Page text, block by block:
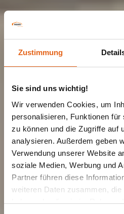
Zustimmung
Sie sind uns wichtig!
Wir verwenden Cookies, um
personalisieren, Funktionen
zu können und die Zugriffe auf
analysieren. Außerdem geben
Verwendung unserer Website
soziale Medien, Werbung und
Partner führen diese
weiteren Daten zusammen,
haben oder die sie im Rahmen
MEHRPARTEIENHAUS
mit 7